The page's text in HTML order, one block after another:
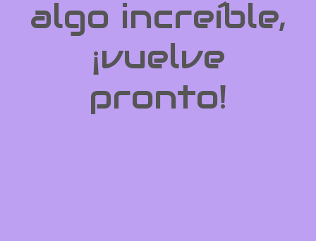
algo increíble,
¡vuelve
pronto!